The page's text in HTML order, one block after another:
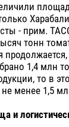
- прим.
тонн
1,4 млн
то в
менее 1,5
и